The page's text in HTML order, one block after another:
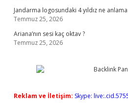
Jandarma logosundaki 4 yıldız ne
Temmuz 25, 2026
Ariana’nın sesi kaç oktav ?
Temmuz 25, 2026
Reklam ve İletişim: Skype: